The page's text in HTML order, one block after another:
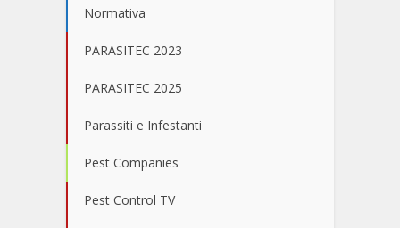
Normativa
PARASITEC 2023
PARASITEC 2025
Parassiti e Infestanti
Pest Companies
Pest Control TV